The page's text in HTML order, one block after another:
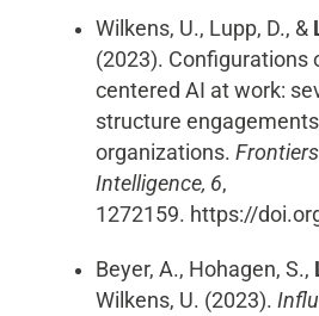
Wilkens, U., Lupp, D., &
(2023). Configurations
centered AI at work:
structure
organizations.
Intelligence, 6,
1272159. https://
Beyer, A., Hohagen, S.,
Wilkens, U. (2023).